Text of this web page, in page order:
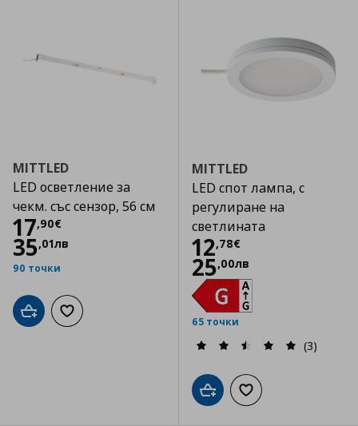
MITTLED
LED осветление за
чекм. със сензор, 56 см
17,90€
Цена
35,01лв
90 точки
Добави в кошницата
Добави към списъка с любими
MITTLED
LED спот лампа, с
регулиране на
светлината
12,78€
Цена
25,00лв
65 точки
(3)
Добави в кошницата
Добави към